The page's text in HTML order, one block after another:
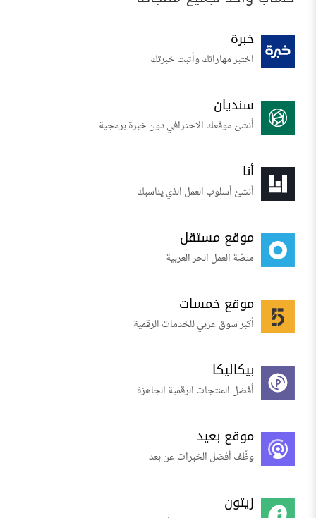
خبرة
اختبر مهاراتك وأثبت خبرتك
سنديان
أنشئ موقعك الاحترافي دون خبرة برمجية
أنا
أنشئ أسلوب العمل الذي يناسبك
موقع مستقل
منصّة العمل الحر العربية
موقع خمسات
أكبر سوق عربي للخدمات الرقمية
بيكاليكا
أفضل المنتجات الرقمية الجاهزة
موقع بعيد
وظّف أفضل الخبرات عن بعد
زيتون